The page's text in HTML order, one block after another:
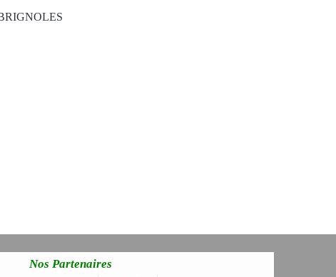
Nos Partenaires